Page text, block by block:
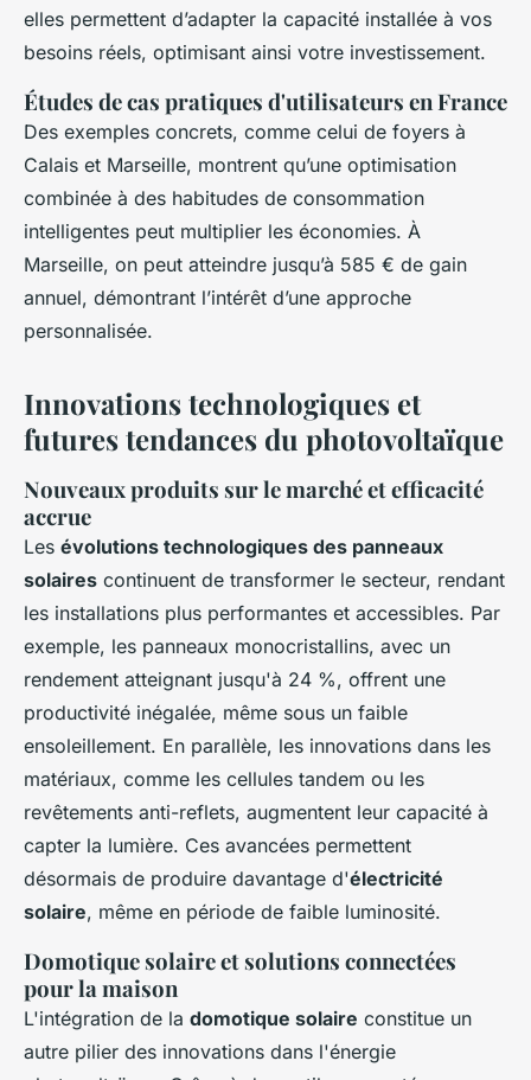
elles permettent d’adapter la capacité installée à vos
besoins réels, optimisant ainsi votre investissement.
Études de cas pratiques d'utilisateurs en France
Des exemples concrets, comme celui de foyers à
Calais et Marseille, montrent qu’une optimisation
combinée à des habitudes de consommation
intelligentes peut multiplier les économies. À
Marseille, on peut atteindre jusqu’à 585 € de gain
annuel, démontrant l’intérêt d’une approche
personnalisée.
Innovations technologiques et
futures tendances du photovoltaïque
Nouveaux produits sur le marché et efficacité
accrue
Les évolutions technologiques des panneaux
solaires continuent de transformer le secteur, rendant
les installations plus performantes et accessibles. Par
exemple, les panneaux monocristallins, avec un
rendement atteignant jusqu'à 24 %, offrent une
productivité inégalée, même sous un faible
ensoleillement. En parallèle, les innovations dans les
matériaux, comme les cellules tandem ou les
revêtements anti-reflets, augmentent leur capacité à
capter la lumière. Ces avancées permettent
désormais de produire davantage d'électricité
solaire, même en période de faible luminosité.
Domotique solaire et solutions connectées
pour la maison
L'intégration de la domotique solaire constitue un
autre pilier des innovations dans l'énergie